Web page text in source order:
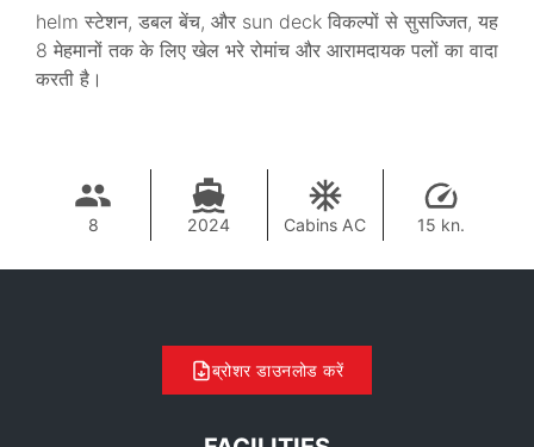
helm स्टेशन, डबल बेंच, और sun deck विकल्पों से सुसज्जित, यह
8 मेहमानों तक के लिए खेल भरे रोमांच और आरामदायक पलों का वादा
करती है।
8 2024 Cabins AC 15 kn.
ब्रोशर डाउनलोड करें